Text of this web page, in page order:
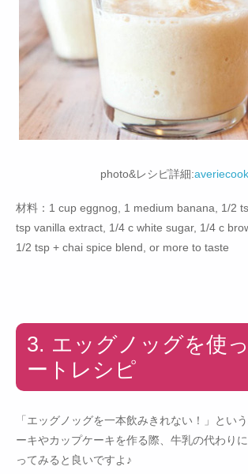
photo&レシピ詳細:
材料：1 cup eggnog, 1 medium banana, 1/2
tsp vanilla extract, 1/4 c white sugar, 1/4 c
1/2 tsp + chai spice blend, or more to taste
3. エッグノッグを使
ートレシピ
「エッグノッグを一本飲みきれない！」とい
ーキやカップケーキを作る際、牛乳の代わり
ってみると良いですよ♪